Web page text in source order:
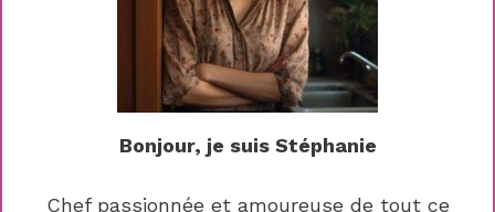
Bonjour, je suis Stéphanie
Chef passionnée et amoureuse de tout ce